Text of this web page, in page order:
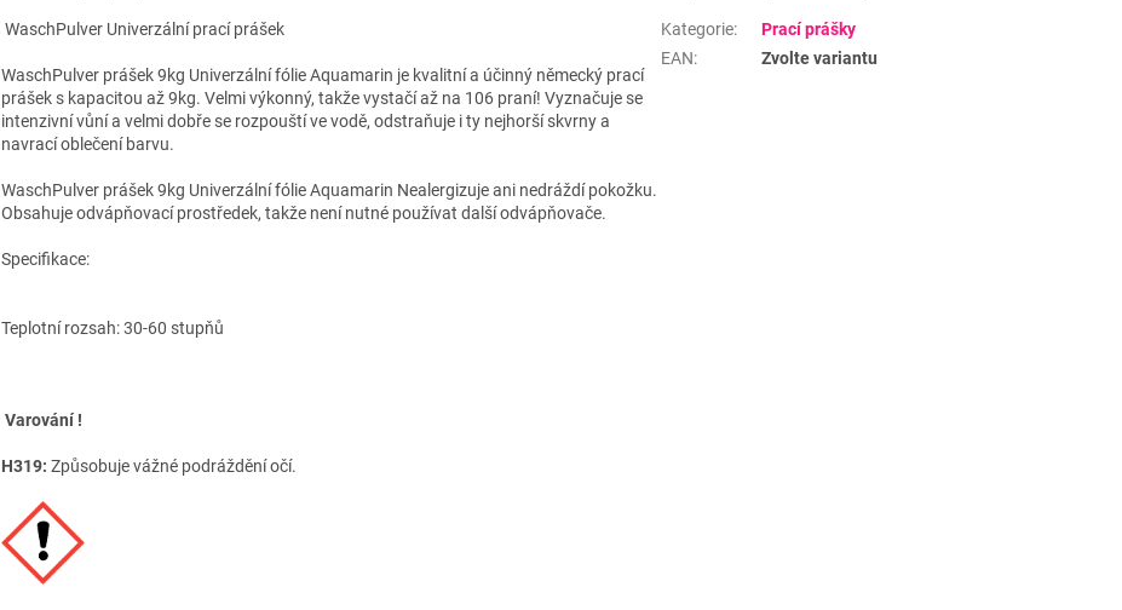
WaschPulver Univerzální prací prášek
WaschPulver prášek 9kg Univerzální fólie Aquamarin je kvalitní a účinný německý prací
prášek s kapacitou až 9kg. Velmi výkonný, takže vystačí až na 106 praní! Vyznačuje se
intenzivní vůní a velmi dobře se rozpouští ve vodě, odstraňuje i ty nejhorší skvrny a
navrací oblečení barvu.
WaschPulver prášek 9kg Univerzální fólie Aquamarin Nealergizuje ani nedráždí pokožku.
Obsahuje odvápňovací prostředek, takže není nutné používat další odvápňovače.
Specifikace:
Teplotní rozsah: 30-60 stupňů
Varování !
H319: Způsobuje vážné podráždění očí.
Kategorie:
Prací prášky
EAN: Zvolte variantu